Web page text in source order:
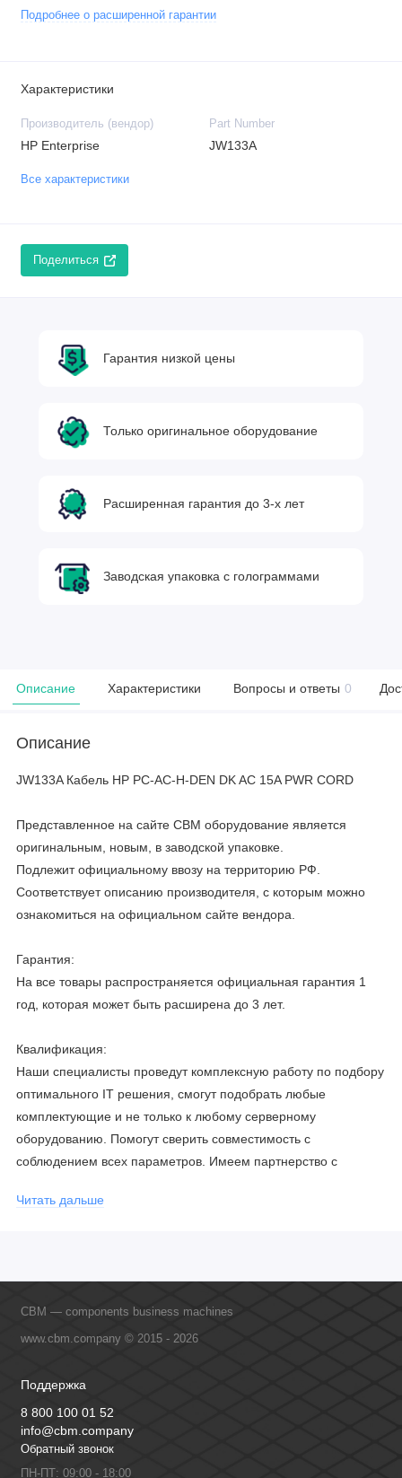
Подробнее о расширенной гарантии
Характеристики
Производитель (вендор)
HP Enterprise
Part Number
JW133A
Все характеристики
Поделиться
Гарантия низкой цены
Только оригинальное оборудование
Расширенная гарантия до 3-х лет
Заводская упаковка с голограммами
Описание Характеристики Вопросы и ответы 0
Описание
JW133A Кабель HP PC-AC-H-DEN DK AC 15A PWR CORD
Представленное на сайте CBM оборудование является
оригинальным, новым, в заводской упаковке.
Подлежит официальному ввозу на территорию РФ.
Соответствует описанию производителя, с которым можно
ознакомиться на официальном сайте вендора.
Гарантия:
На все товары распространяется официальная гарантия 1
год, которая может быть расширена до 3 лет.
Квалификация:
Наши специалисты проведут комплексную работу по подбору
оптимального IT решения, смогут подобрать любые
комплектующие и не только к любому серверному
оборудованию. Помогут сверить совместимость с
соблюдением всех параметров. Имеем партнерство с
обучение сотрудников, что позволяет исключить ошибки даже
Читать дальше
CBM — components business machines
www.cbm.company © 2015 - 2026
Поддержка
8 800 100 01 52
info@cbm.company
Обратный звонок
ПН-ПТ: 09:00 - 18:00